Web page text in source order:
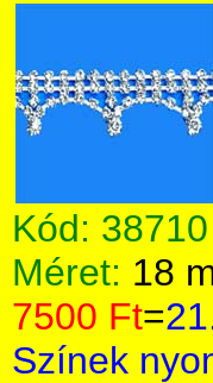
Kód: 38710
Méret: 18
7500 Ft=
Színek